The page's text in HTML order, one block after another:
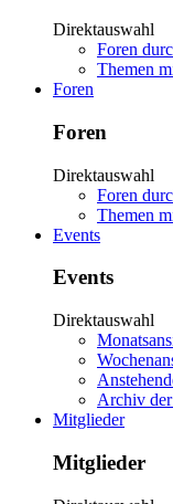
Direktauswahl
Foren
Themen
Foren
Foren
Direktauswahl
Foren
Themen
Events
Events
Direktauswahl
Archiv
Mitglieder
Mitglieder